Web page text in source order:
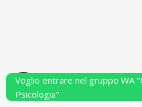
Powered by
Voglio entrare nel gruppo WA
Psicologia"